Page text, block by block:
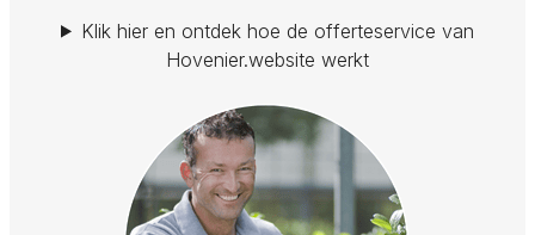
Klik hier en ontdek hoe de offerteservice van
Hovenier.website werkt